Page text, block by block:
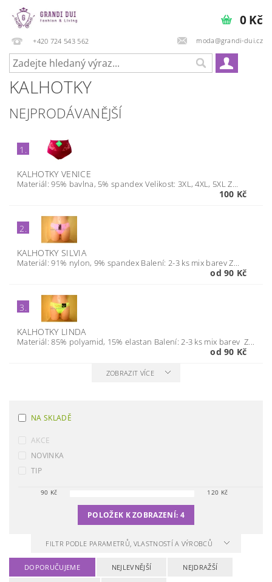
+420 724 543 562 moda@grandi-dui.cz
0 Kč
KALHOTKY
NEJPRODÁVANĚJŠÍ
1.
KALHOTKY VENICE
Materiál: 95% bavlna, 5% spandex Velikost: 3XL, 4XL, 5XL Z...
100 Kč
2.
KALHOTKY SILVIA
Materiál: 91% nylon, 9% spandex Balení: 2-3 ks mix barev Z...
od 90 Kč
3.
KALHOTKY LINDA
Materiál: 85% polyamid, 15% elastan Balení: 2-3 ks mix barev Z...
od 90 Kč
ZOBRAZIT VÍCE
NA SKLADĚ
AKCE
NOVINKA
TIP
90 Kč 120 Kč
POLOŽEK K ZOBRAZENÍ: 4
FILTR PODLE PARAMETRŮ, VLASTNOSTÍ A VÝROBCŮ
DOPORUČUJEME NEJLEVNĚJŠÍ NEJDRAŽŠÍ